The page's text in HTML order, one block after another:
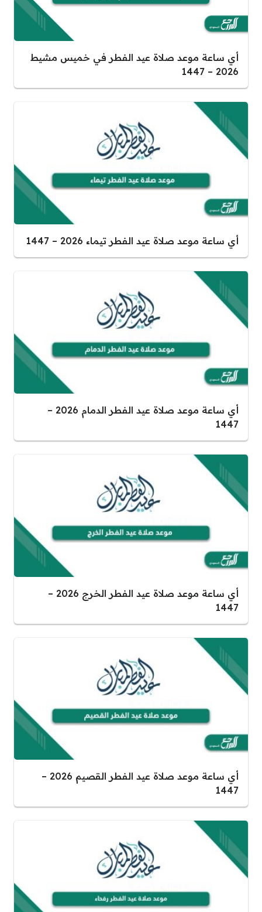
أي ساعة موعد صلاة عيد الفطر في خميس مشيط
2026 – 1447
أي ساعة موعد صلاة عيد الفطر تيماء 2026 – 1447
أي ساعة موعد صلاة عيد الفطر الدمام 2026 –
1447
أي ساعة موعد صلاة عيد الفطر الخرج 2026 –
1447
أي ساعة موعد صلاة عيد الفطر القصيم 2026 –
1447